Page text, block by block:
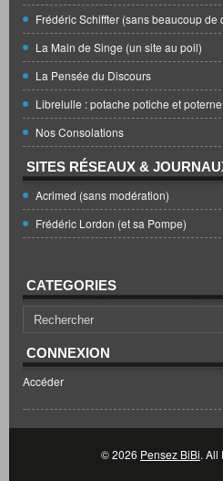
Frédéric Schiffter (sans beaucoup de
La Main de Singe (un site au poil)
La Pensée du Discours
Librelulle : potache potiche et poterne
Nos Consolations
SITES RÉSEAUX &
Acrimed (sans modération)
Frédéric Lordon (et sa Pompe)
CATEGORIES
CONNEXION
Accéder
© 2026 Pensez BiBi. All